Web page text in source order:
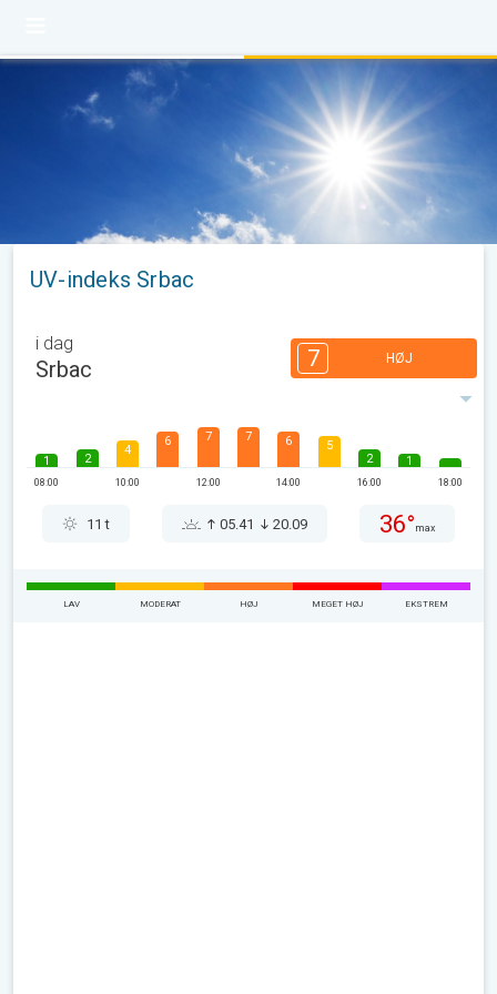
UV-indeks Srbac
i dag
Srbac 7 HØJ
1
08:00
2
4
10:00
6 7
12:00
7 6
14:00
5
2
16:00
1
18:00
11 t 05.41 20.09 36° max
LAV MODERAT HØJ MEGET HØJ EKSTREM